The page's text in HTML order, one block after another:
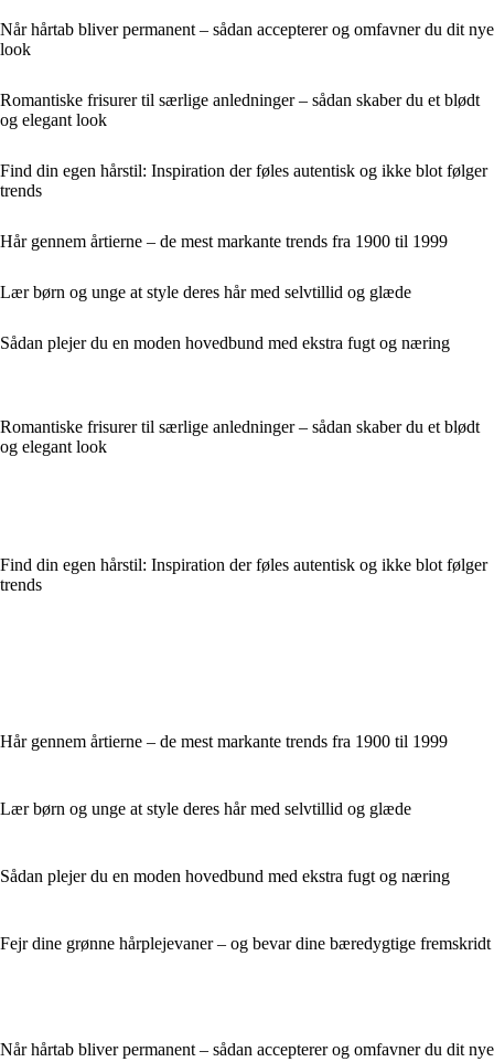
Når hårtab bliver permanent – sådan accepterer og omfavner du dit nye
look
Romantiske frisurer til særlige anledninger – sådan skaber du et blødt
og elegant look
Find din egen hårstil: Inspiration der føles autentisk og ikke blot følger
trends
Hår gennem årtierne – de mest markante trends fra 1900 til 1999
Lær børn og unge at style deres hår med selvtillid og glæde
Sådan plejer du en moden hovedbund med ekstra fugt og næring
Romantiske frisurer til særlige anledninger – sådan skaber du et blødt
og elegant look
Find din egen hårstil: Inspiration der føles autentisk og ikke blot følger
trends
Hår gennem årtierne – de mest markante trends fra 1900 til 1999
Lær børn og unge at style deres hår med selvtillid og glæde
Sådan plejer du en moden hovedbund med ekstra fugt og næring
Fejr dine grønne hårplejevaner – og bevar dine bæredygtige fremskridt
Når hårtab bliver permanent – sådan accepterer og omfavner du dit nye